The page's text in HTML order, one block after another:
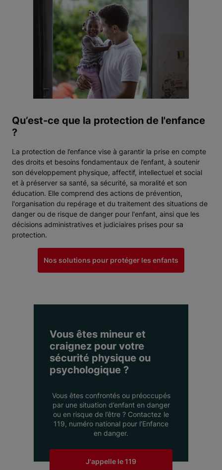
Qu’est-ce que la protection de l'enfance
?
La protection de l’enfance vise à garantir la prise en compte
des droits et besoins fondamentaux de l’enfant, à soutenir
son développement physique, affectif, intellectuel et social
et à préserver sa santé, sa sécurité, sa moralité et son
éducation. Elle comprend des actions de prévention,
l'organisation du repérage et du traitement des situations de
danger ou de risque de danger pour l'enfant, ainsi que les
décisions administratives et judiciaires prises pour sa
protection.
Nos solutions pour protéger les enfants
Vous êtes mineur et
craignez pour votre
sécurité physique ou
psychologique ?
Vous êtes confrontés ou préoccupés
par une situation d’enfant en danger
ou en risque de l’être ? Contactez le
119, numéro national pour l’Enfance
en danger.
J'appelle le 119